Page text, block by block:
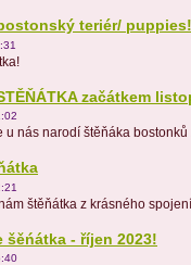
teriér/ puppies!
začátkem
u nás narodí štěňáka
štěňátka z krásného
šěńátka - říjen 2023!